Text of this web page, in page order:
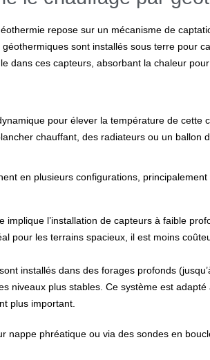
repose sur un mécanisme de
sont installés sous terre pour
dans ces capteurs, absorbant la chaleur
pour élever la température de cette
chauffant, des radiateurs ou un ballon
en plusieurs configurations,
implique l’installation de capteurs à faible
pour les terrains spacieux, il est moins
installés dans des forages profonds
niveaux plus stables. Ce système est
plus important.
nappe phréatique ou via des sondes en